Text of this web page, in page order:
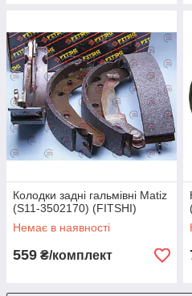
Колодки задні гальмівні Matiz
(S11-3502170) (FITSHI)
Немає в наявності
559 ₴/комплект